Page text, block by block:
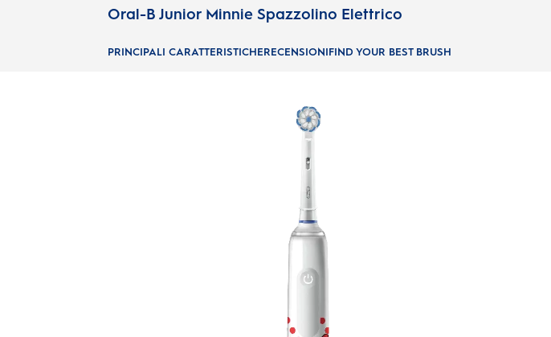
Oral-B Junior Minnie Spazzolino Elettrico
PRINCIPALI CARATTERISTICHERECENSIONIFIND YOUR BEST BRUSH